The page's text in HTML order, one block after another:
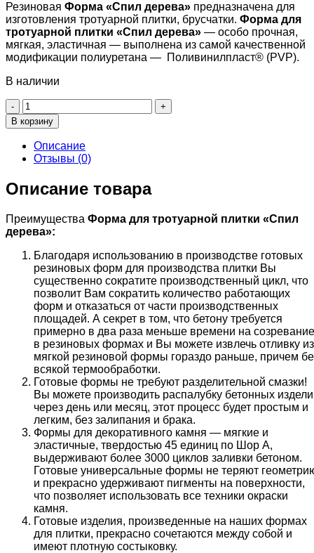
Резиновая Форма «Спил дерева» предназначена для
изготовления тротуарной плитки, брусчатки. Форма для
тротуарной плитки «Спил дерева» — особо прочная,
мягкая, эластичная — выполнена из самой качественной
модификации полиуретана — Поливинилпласт® (PVP).
В наличии
Количество
товара
Спил
дерева
F4150H
В корзину
Описание
Отзывы (0)
Описание товара
Преимущества Форма для тротуарной плитки «Спил
дерева»:
Благодаря использованию в производстве готовых
резиновых форм для производства плитки Вы
существенно сократите производственный цикл, что
позволит Вам сократить количество работающих
форм и отказаться от части производственных
площадей. А секрет в том, что бетону требуется
примерно в два раза меньше времени на созревание
в резиновых формах и Вы можете извлечь отливку из
мягкой резиновой формы гораздо раньше, причем
всякой термообработки.
Готовые формы не требуют разделительной смазки!
Вы можете производить распалубку бетонных
через день или месяц, этот процесс будет простым и
легким, без залипания и брака.
Формы для декоративного камня — мягкие и
эластичные, твердостью 45 единиц по Шор А,
выдерживают более 3000 циклов заливки бетоном.
Готовые универсальные формы не теряют
и прекрасно удерживают пигменты на поверхности,
что позволяет использовать все техники окраски
камня.
Готовые изделия, произведенные на наших формах
для плитки, прекрасно сочетаются между собой и
имеют плотную состыковку.